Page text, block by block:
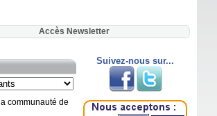
Accès Newsletter
communauté de
Suivez-nous sur...